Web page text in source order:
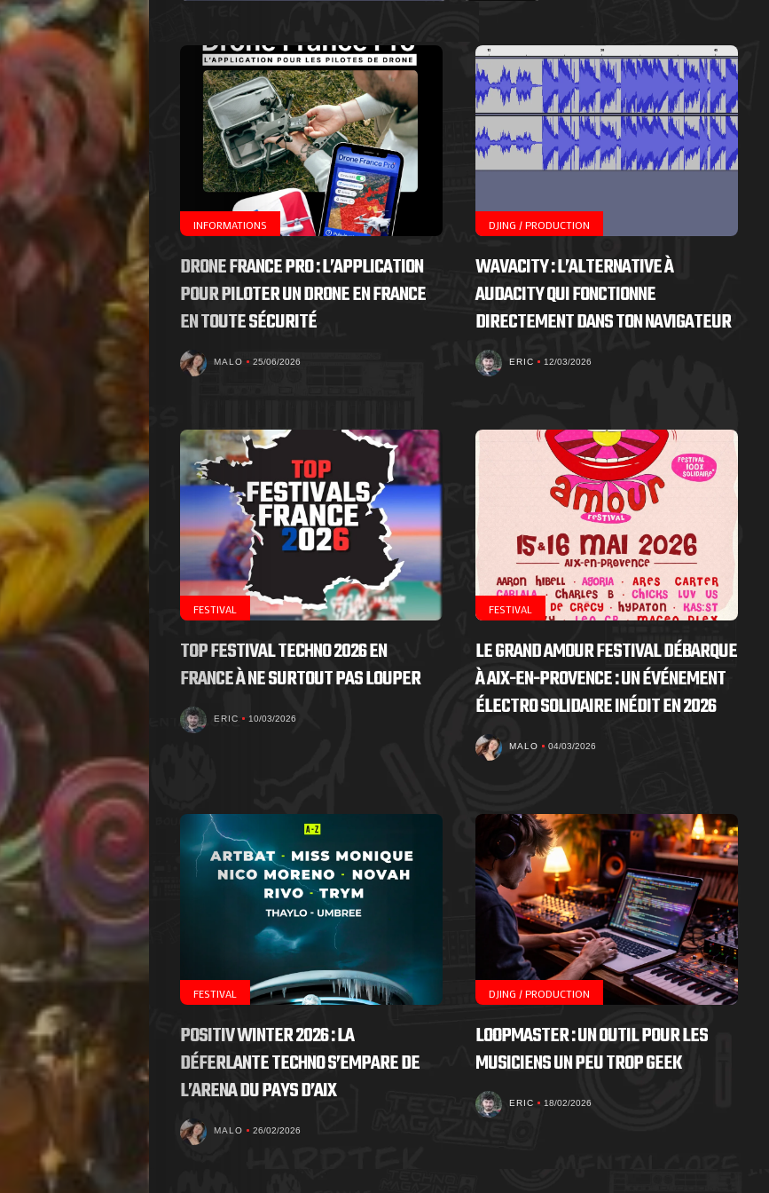
de
Nous
Contactez-
nous
!
Search
INFORMATIONS
DRONE FRANCE PRO : L’APPLICATION
POUR PILOTER UN DRONE EN FRANCE
EN TOUTE SÉCURITÉ
MALO 25/06/2026
DJING / PRODUCTION
WAVACITY : L’ALTERNATIVE À
AUDACITY QUI FONCTIONNE
DIRECTEMENT DANS TON NAVIGATEUR
ERIC 12/03/2026
FESTIVAL
TOP FESTIVAL TECHNO 2026 EN
FRANCE À NE SURTOUT PAS LOUPER
ERIC 10/03/2026
FESTIVAL
LE GRAND AMOUR FESTIVAL DÉBARQUE
À AIX-EN-PROVENCE : UN ÉVÉNEMENT
ÉLECTRO SOLIDAIRE INÉDIT EN 2026
MALO 04/03/2026
FESTIVAL
POSITIV WINTER 2026 : LA
DÉFERLANTE TECHNO S’EMPARE DE
L’ARENA DU PAYS D’AIX
MALO 26/02/2026
DJING / PRODUCTION
LOOPMASTER : UN OUTIL POUR LES
MUSICIENS UN PEU TROP GEEK
ERIC 18/02/2026